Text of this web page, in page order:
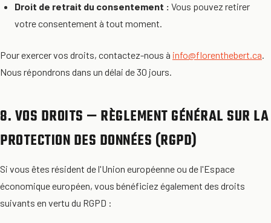
Droit de retrait du consentement : Vous pouvez retirer
votre consentement à tout moment.
Pour exercer vos droits, contactez-nous à info@florenthebert.ca.
Nous répondrons dans un délai de 30 jours.
8. VOS DROITS — RÈGLEMENT GÉNÉRAL SUR LA
PROTECTION DES DONNÉES (RGPD)
Si vous êtes résident de l'Union européenne ou de l'Espace
économique européen, vous bénéficiez également des droits
suivants en vertu du RGPD :